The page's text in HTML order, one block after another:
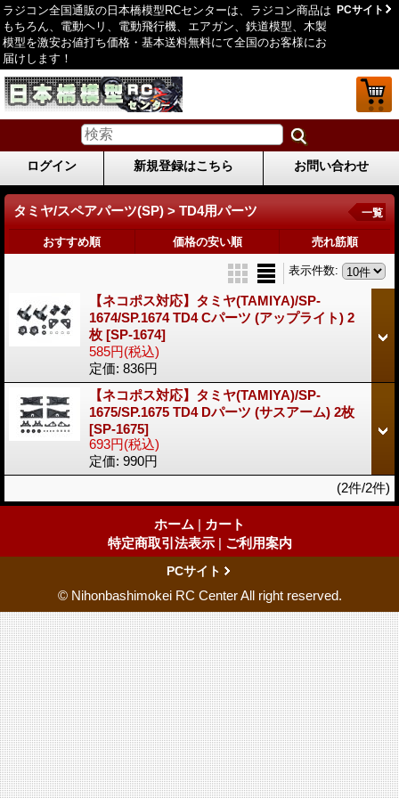
ラジコン全国通販の日本橋模型RCセンターは、ラジコン商品は
もちろん、電動ヘリ、電動飛行機、エアガン、鉄道模型、木製
模型を激安お値打ち価格・基本送料無料にて全国のお客様にお
届けします！
PCサイト
ログイン 新規登録はこちら お問い合わせ
タミヤ/スペアパーツ(SP) > TD4用パーツ 一覧
おすすめ順 価格の安い順 売れ筋順
表示件数:
【ネコポス対応】タミヤ(TAMIYA)/SP-
1674/SP.1674 TD4 Cパーツ (アップライト) 2
枚 [SP-1674]
585円(税込)
定価: 836円
【ネコポス対応】タミヤ(TAMIYA)/SP-
1675/SP.1675 TD4 Dパーツ (サスアーム) 2枚
[SP-1675]
693円(税込)
定価: 990円
(2件/2件)
ホーム | カート
特定商取引法表示 | ご利用案内
PCサイト
© Nihonbashimokei RC Center All right reserved.